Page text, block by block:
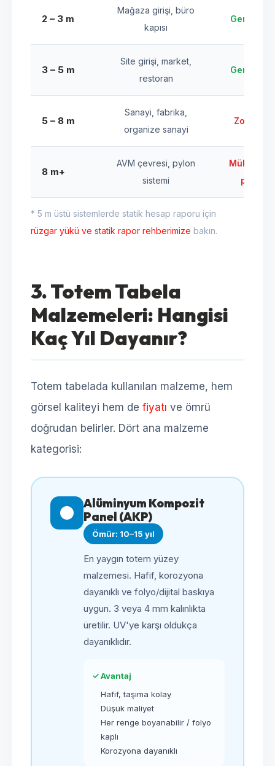
2 – 3 m
Mağaza girişi, büro
kapısı
3 – 5 m
Site girişi, market,
restoran
5 – 8 m
Sanayi, fabrika,
organize sanayi
Zorunlu
8 m+
AVM çevresi, pylon
sistemi
projesi
* 5 m üstü sistemlerde statik hesap raporu için
rüzgar yükü ve statik rapor rehberimize bakın.
3. Totem Tabela
Malzemeleri: Hangisi
Kaç Yıl Dayanır?
Totem tabelada kullanılan malzeme, hem
görsel kaliteyi hem de fiyatı ve ömrü
doğrudan belirler. Dört ana malzeme
kategorisi:
Alüminyum Kompozit
Panel (AKP)
Ömür: 10–15 yıl
En yaygın totem yüzey
malzemesi. Hafif, korozyona
dayanıklı ve folyo/dijital baskıya
uygun. 3 veya 4 mm kalınlıkta
üretilir. UV'ye karşı oldukça
dayanıklıdır.
✓ Avantaj
Hafif, taşıma kolay
Düşük maliyet
Her renge boyanabilir / folyo
kaplı
Korozyona dayanıklı